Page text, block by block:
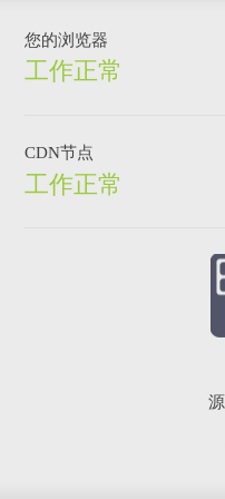
您的浏览器
工作正常
CDN节点
工作正常